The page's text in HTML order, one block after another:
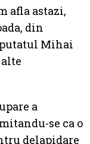
afla astazi,
din
Mihai
alte
a
se ca o
delapidare